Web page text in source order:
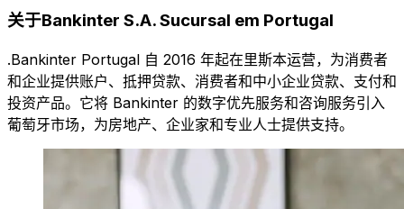
关于Bankinter S.A. Sucursal em Portugal
.Bankinter Portugal 自 2016 年起在里斯本运营，为消费者
和企业提供账户、抵押贷款、消费者和中小企业贷款、支付和
投资产品。它将 Bankinter 的数字优先服务和咨询服务引入
葡萄牙市场，为房地产、企业家和专业人士提供支持。